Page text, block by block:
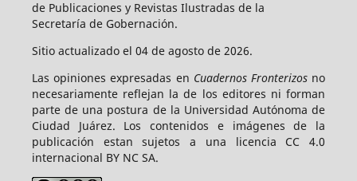
de Publicaciones y Revistas Ilustradas de la
Secretaría de Gobernación.
Sitio actualizado el 04 de agosto de 2026.
Las opiniones expresadas en Cuadernos Fronterizosno
necesariamente reflejan la de los editores ni forman
parte de una postura de la Universidad Autónoma de
Ciudad Juárez. Los contenidos e imágenes de la
publicación estan sujetos a una licencia CC 4.0
internacional BY NC SA.